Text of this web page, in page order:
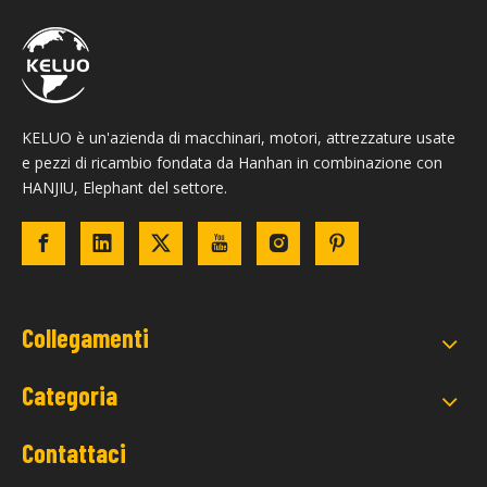
KELUO è un'azienda di macchinari, motori, attrezzature usate
e pezzi di ricambio fondata da Hanhan in combinazione con
HANJIU, Elephant del settore.
Collegamenti
Categoria
Contattaci